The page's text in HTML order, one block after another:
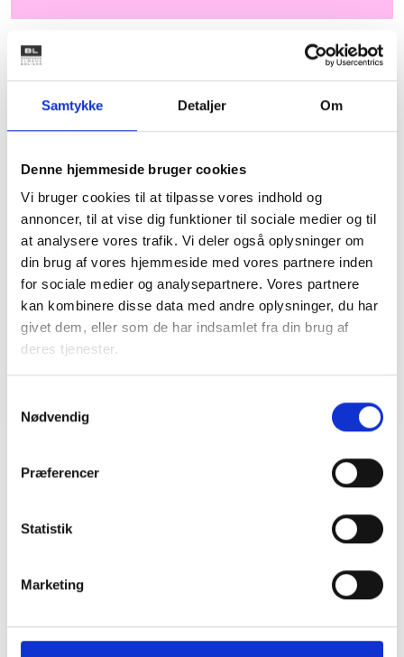
Samtykke Detaljer Om
Denne hjemmeside bruger cookies
Vi bruger cookies til at tilpasse vores indhold og
annoncer, til at vise dig funktioner til sociale medier og til
at analysere vores trafik. Vi deler også oplysninger om
din brug af vores hjemmeside med vores partnere inden
for sociale medier og analysepartnere. Vores partnere
kan kombinere disse data med andre oplysninger, du har
givet dem, eller som de har indsamlet fra din brug af
deres tjenester.
Nødvendig
Præferencer
Statistik
Marketing
Relateret indhold Viden
HØRINGSSVAR
Oversigt over høringssvar
12. december 2024
VIDENSBLAD
Samarbejde med kommunen
23. april 2026